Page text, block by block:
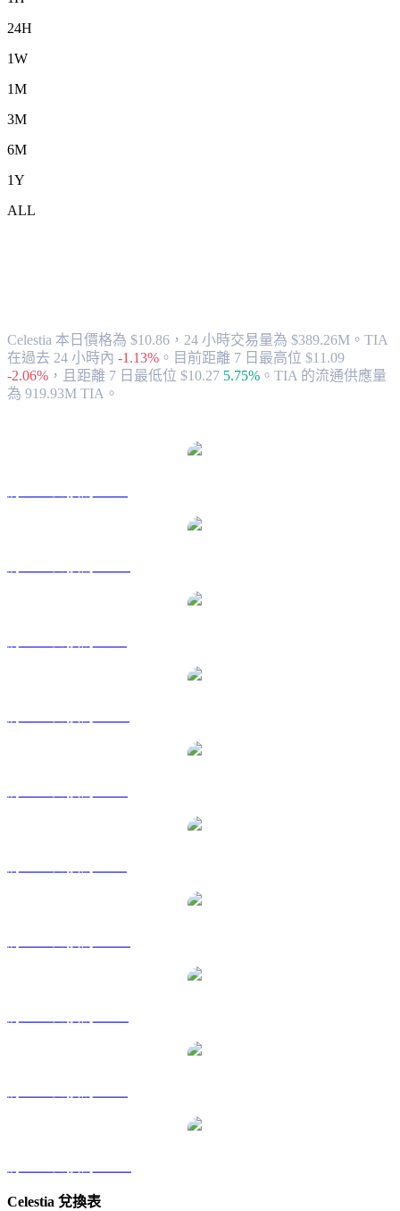
24H
1W
1M
3M
6M
1Y
ALL
Celestia 本日價格為 $10.86，24 小時交易量為 $389.26M。TIA
在過去 24 小時內 -1.13% 。 目前距離 7 日最高位 $11.09
-2.06% ， 且距離 7 日最低位 $10.27 5.75% 。 TIA 的流通供應量
為 919.93M TIA。
Celestia 兌換表